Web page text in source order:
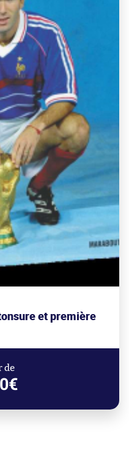
et première
de